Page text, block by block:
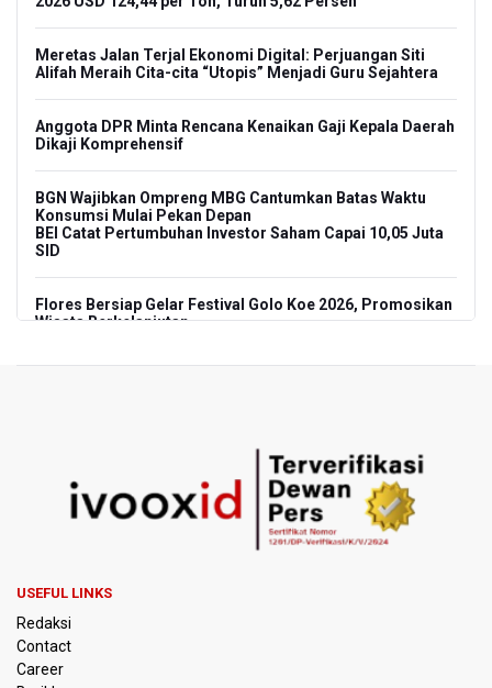
Meretas Jalan Terjal Ekonomi Digital: Perjuangan Siti
Alifah Meraih Cita-cita “Utopis” Menjadi Guru Sejahtera
Anggota DPR Minta Rencana Kenaikan Gaji Kepala Daerah
Dikaji Komprehensif
BGN Wajibkan Ompreng MBG Cantumkan Batas Waktu
Konsumsi Mulai Pekan Depan
BEI Catat Pertumbuhan Investor Saham Capai 10,05 Juta
SID
Flores Bersiap Gelar Festival Golo Koe 2026, Promosikan
Wisata Berkelanjutan
Bencana Gempa Bumi dan Tsunami di Bali
Pemprov Jabar Sediakan Knalpot Standar Gratis di Pos
Polisi saat Razia Knalpot Brong
Struktur Perekonomian Nasional
Insiden Penembakan Terjadi di Festival Budaya Lembah
USEFUL LINKS
Redaksi
Contact
Career